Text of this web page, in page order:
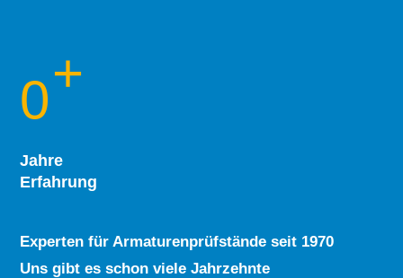
0+
Jahre
Erfahrung
Experten für Armaturenprüfstände seit 1970
Uns gibt es schon viele Jahrzehnte